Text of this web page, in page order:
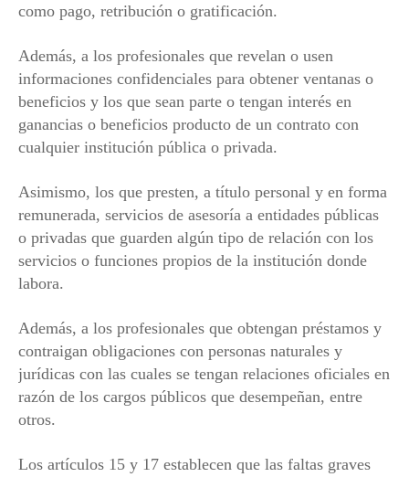
como pago, retribución o gratificación.
Además, a los profesionales que revelan o usen
informaciones confidenciales para obtener ventanas o
beneficios y los que sean parte o tengan interés en
ganancias o beneficios producto de un contrato con
cualquier institución pública o privada.
Asimismo, los que presten, a título personal y en forma
remunerada, servicios de asesoría a entidades públicas
o privadas que guarden algún tipo de relación con los
servicios o funciones propios de la institución donde
labora.
Además, a los profesionales que obtengan préstamos y
contraigan obligaciones con personas naturales y
jurídicas con las cuales se tengan relaciones oficiales en
razón de los cargos públicos que desempeñan, entre
otros.
Los artículos 15 y 17 establecen que las faltas graves